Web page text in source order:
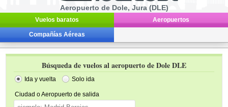
Aeropuerto de Dole, Jura (DLE)
Vuelos baratos Aeropuertos
Compañías Aéreas
Búsqueda de vuelos al aeropuerto de Dole DLE
Ida y vuelta Solo ida
Ciudad o Aeropuerto de salida